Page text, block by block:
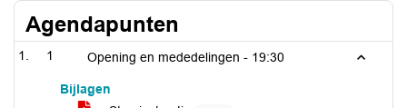
Agendapunten
1 Opening en mededelingen - 19:30
Bijlagen